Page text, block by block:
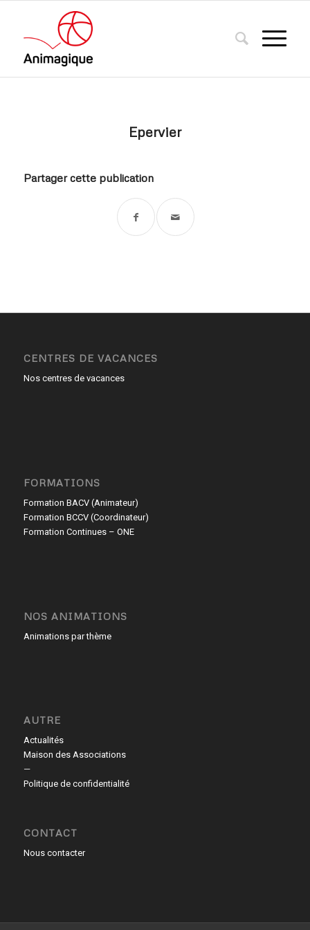
Epervier
Partager cette publication
CENTRES DE VACANCES
Nos centres de vacances
FORMATIONS
Formation BACV (Animateur)
Formation BCCV (Coordinateur)
Formation Continues – ONE
NOS ANIMATIONS
Animations par thème
AUTRE
Actualités
Maison des Associations
—
Politique de confidentialité
CONTACT
Nous contacter